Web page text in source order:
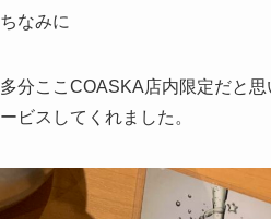
ちなみに
多分ここCOASKA店内限定だと
ービスしてくれました。